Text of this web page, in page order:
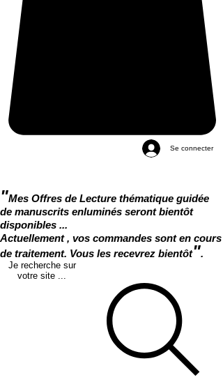
Se connecter
"Mes Offres de Lecture thématique guidée
de manuscrits enluminés seront bientôt
disponibles ...
Actuellement , vos commandes sont en cours
de traitement. Vous les recevrez bientôt".
Je recherche sur
votre site ...